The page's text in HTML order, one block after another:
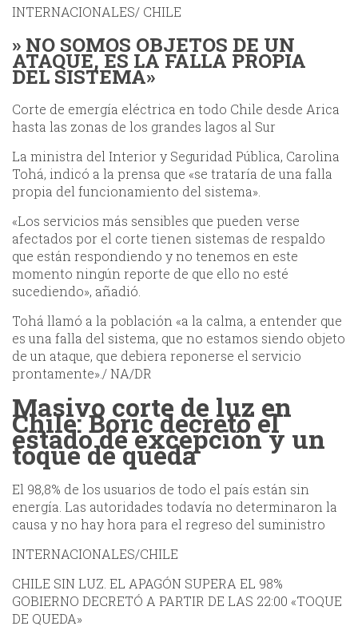
INTERNACIONALES/ CHILE
» NO SOMOS OBJETOS DE UN
ATAQUE, ES LA FALLA PROPIA
DEL SISTEMA»
Corte de emergía eléctrica en todo Chile desde Arica
hasta las zonas de los grandes lagos al Sur
La ministra del Interior y Seguridad Pública, Carolina
Tohá, indicó a la prensa que «se trataría de una falla
propia del funcionamiento del sistema».
«Los servicios más sensibles que pueden verse
afectados por el corte tienen sistemas de respaldo
que están respondiendo y no tenemos en este
momento ningún reporte de que ello no esté
sucediendo», añadió.
Tohá llamó a la población «a la calma, a entender que
es una falla del sistema, que no estamos siendo objeto
de un ataque, que debiera reponerse el servicio
prontamente»./ NA/DR
Masivo corte de luz en
Chile: Boric decretó el
estado de excepción y un
toque de queda
El 98,8% de los usuarios de todo el país están sin
energía. Las autoridades todavía no determinaron la
causa y no hay hora para el regreso del suministro
INTERNACIONALES/CHILE
CHILE SIN LUZ. EL APAGÓN SUPERA EL 98%
GOBIERNO DECRETÓ A PARTIR DE LAS 22:00 «TOQUE
DE QUEDA»